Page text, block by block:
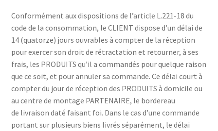
Conformément aux dispositions de l’article L.221-18 du
code de la consommation, le CLIENT dispose d’un délai de
14 (quatorze) jours ouvrables à compter de la réception
pour exercer son droit de rétractation et retourner, à ses
frais, les PRODUITS qu’il a commandés pour quelque raison
que ce soit, et pour annuler sa commande. Ce délai court à
compter du jour de réception des PRODUITS à domicile ou
au centre de montage PARTENAIRE, le bordereau
de livraison daté faisant foi. Dans le cas d’une commande
portant sur plusieurs biens livrés séparément, le délai